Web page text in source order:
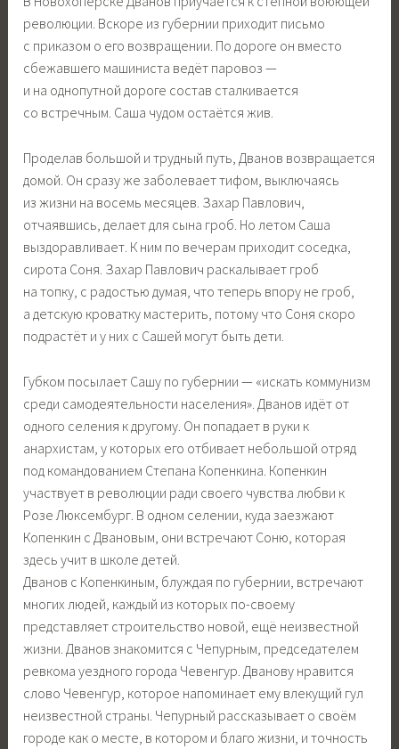
революции. Вскоре из губернии приходит письмо
с приказом о его возвращении. По дороге он вместо
сбежавшего машиниста ведёт паровоз —
и на однопутной дороге состав сталкивается
со встречным. Саша чудом остаётся жив.
Проделав большой и трудный путь, Дванов возвращается
домой. Он сразу же заболевает тифом, выключаясь
из жизни на восемь месяцев. Захар Павлович,
отчаявшись, делает для сына гроб. Но летом Саша
выздоравливает. К ним по вечерам приходит соседка,
сирота Соня. Захар Павлович раскалывает гроб
на топку, с радостью думая, что теперь впору не гроб,
а детскую кроватку мастерить, потому что Соня скоро
подрастёт и у них с Сашей могут быть дети.
Губком посылает Сашу по губернии — «искать коммунизм
среди самодеятельности населения». Дванов идёт от
одного селения к другому. Он попадает в руки к
анархистам, у которых его отбивает небольшой отряд
под командованием Степана Копенкина. Копенкин
участвует в революции ради своего чувства любви к
Розе Люксембург. В одном селении, куда заезжают
Копенкин с Двановым, они встречают Соню, которая
здесь учит в школе детей.
Дванов с Копенкиным, блуждая по губернии, встречают
многих людей, каждый из которых по-своему
представляет строительство новой, ещё неизвестной
жизни. Дванов знакомится с Чепурным, председателем
ревкома уездного города Чевенгур. Дванову нравится
слово Чевенгур, которое напоминает ему влекущий гул
неизвестной страны. Чепурный рассказывает о своём
городе как о месте, в котором и благо жизни, и точность